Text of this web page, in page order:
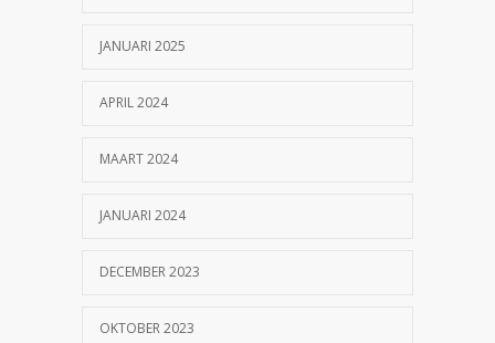
JANUARI 2025
APRIL 2024
MAART 2024
JANUARI 2024
DECEMBER 2023
OKTOBER 2023